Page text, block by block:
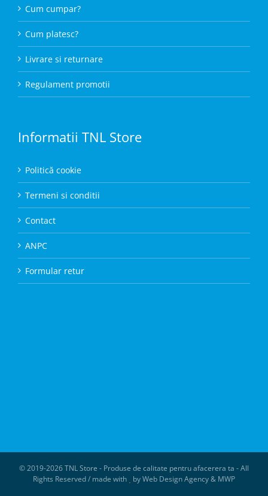
Cum cumpar?
Cum platesc?
Livrare si returnare
Regulament promotii
Informatii TNL Store
Politică cookie
Termeni si conditii
Contact
ANPC
Formular retur
© 2019-2026 TNL Store - Produse de calitate pentru afacerera ta - All
Rights Reserved / made with
byWeb Design Agency& MWP